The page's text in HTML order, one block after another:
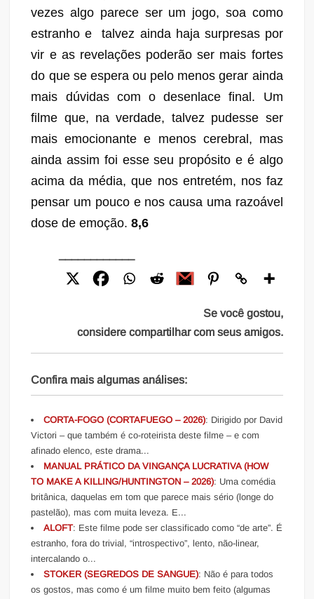
vezes algo parece ser um jogo, soa como
estranho e talvez ainda haja surpresas por
vir e as revelações poderão ser mais fortes
do que se espera ou pelo menos gerar ainda
mais dúvidas com o desenlace final. Um
filme que, na verdade, talvez pudesse ser
mais emocionante e menos cerebral, mas
ainda assim foi esse seu propósito e é algo
acima da média, que nos entretém, nos faz
pensar um pouco e nos causa uma razoável
dose de emoção.8,6
Se você gostou,
considere compartilhar com seus amigos.
Confira mais algumas análises:
CORTA-FOGO (CORTAFUEGO – 2026): Dirigido por David
Victori – que também é co-roteirista deste filme – e com
afinado elenco, este drama...
MANUAL PRÁTICO DA VINGANÇA LUCRATIVA (HOW
TO MAKE A KILLING/HUNTINGTON – 2026): Uma comédia
britânica, daquelas em tom que parece mais sério (longe do
pastelão), mas com muita leveza. E...
ALOFT: Este filme pode ser classificado como “de arte”. É
estranho, fora do trivial, “introspectivo”, lento, não-linear,
intercalando o...
STOKER (SEGREDOS DE SANGUE): Não é para todos
os gostos, mas como é um filme muito bem feito (algumas